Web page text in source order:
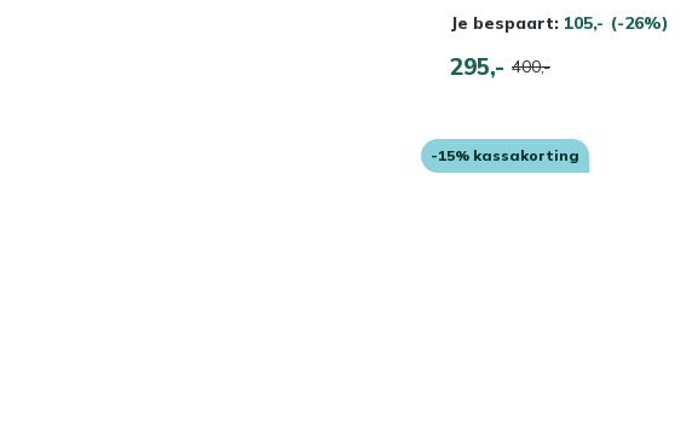
Je bespaart: 105,- (-26%)
295,- 400,-
-15% kassakorting